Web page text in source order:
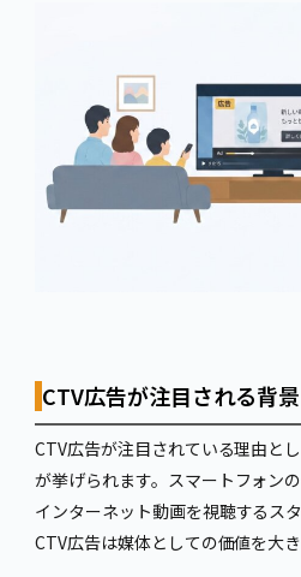
CTV広告が注目される背景
CTV広告が注目されている理由と
が挙げられます。スマートフォン
インターネット動画を視聴するス
CTV広告は媒体としての価値を大き